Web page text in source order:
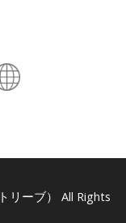
リーブ） All Rights